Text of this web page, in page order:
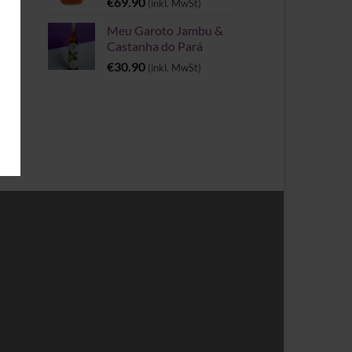
(inkl. MwSt)
Meu Garoto Jambu &
Castanha do Pará
€30.90 (inkl. MwSt)